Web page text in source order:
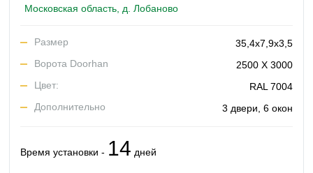
Московская область, д. Лобаново
Размер
35,4х7,9х3,5
Ворота Doorhan
2500 Х 3000
Цвет:
RAL 7004
Дополнительно
3 двери, 6 окон
Время установки - 14 дней